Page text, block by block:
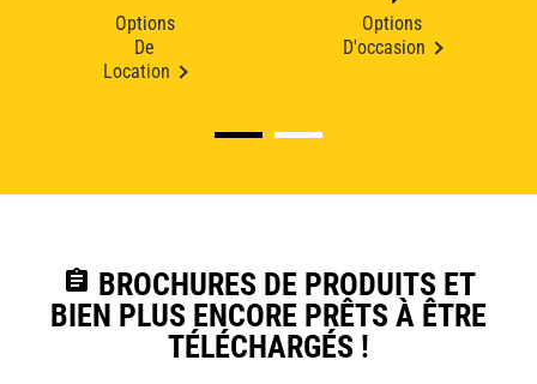
Options
De
Location
Options
D'occasion
assignment BROCHURES DE PRODUITS ET
BIEN PLUS ENCORE PRÊTS À ÊTRE
TÉLÉCHARGÉS !